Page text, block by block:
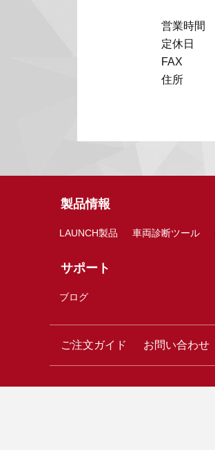
営業時間
定休日
FAX
住所
製品情報
LAUNCH製品 車両診断ツール
サポート
ブログ
ご注文ガイド お問い合わせ